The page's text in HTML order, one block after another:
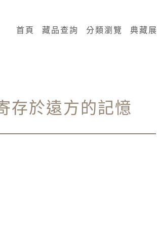
首頁 藏品查詢 分類瀏覽 典藏展
存於遠方的記憶